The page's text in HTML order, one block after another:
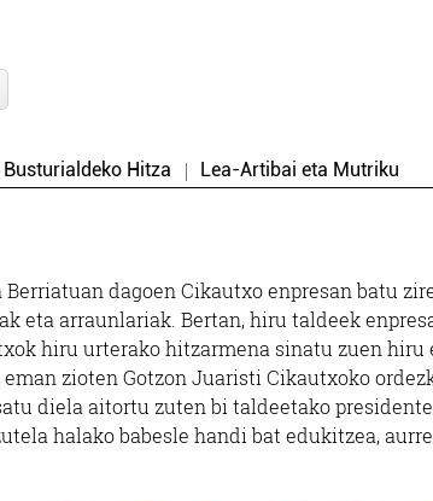
Hitza Lea-Artibai eta Mutriku
dagoen Cikautxo enpresan batu
eta arraunlariak. Bertan, hiru taldeek
hiru urterako hitzarmena sinatu zuen
zioten Gotzon Juaristi Cikautxoko
diela aitortu zuten bi taldeetako
halako babesle handi bat edukitzea,